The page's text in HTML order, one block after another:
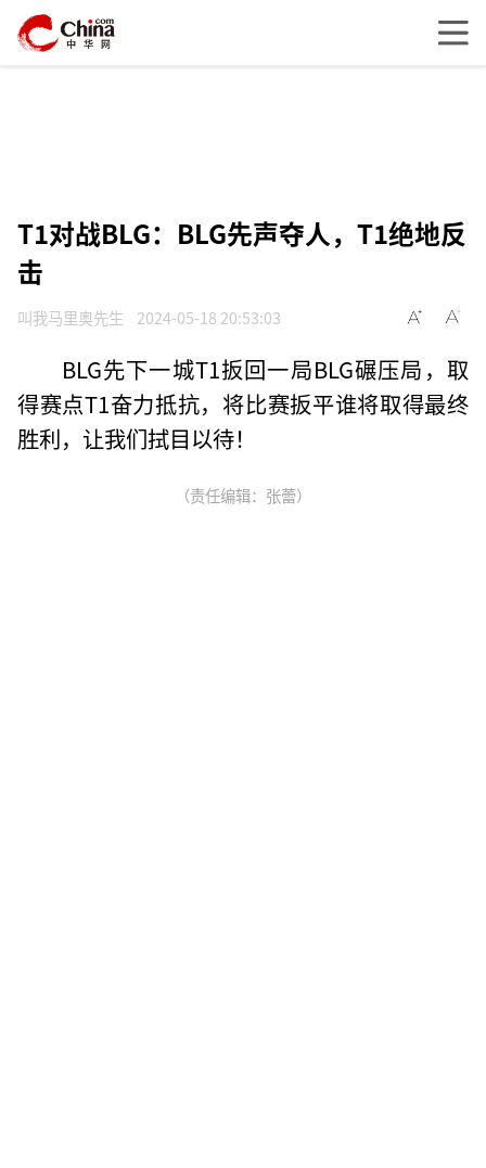
T1对战BLG：BLG先声夺人，T1绝地反
击
叫我马里奥先生 2024-05-18 20:53:03
BLG先下一城T1扳回一局BLG碾压局，取
得赛点T1奋力抵抗，将比赛扳平谁将取得最终
胜利，让我们拭目以待！
（责任编辑：张蕾）